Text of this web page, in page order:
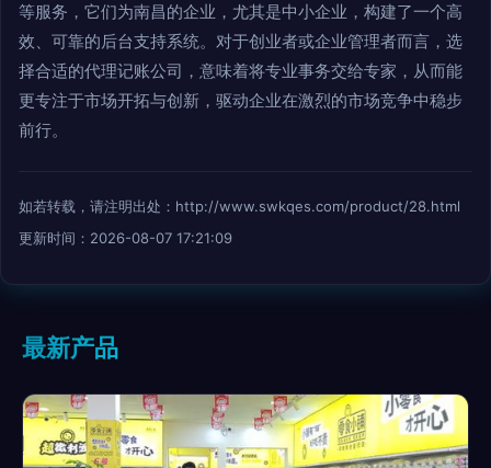
等服务，它们为南昌的企业，尤其是中小企业，构建了一个高
效、可靠的后台支持系统。对于创业者或企业管理者而言，选
择合适的代理记账公司，意味着将专业事务交给专家，从而能
更专注于市场开拓与创新，驱动企业在激烈的市场竞争中稳步
前行。
如若转载，请注明出处：http://www.swkqes.com/product/28.html
更新时间：2026-08-07 17:21:09
最新产品